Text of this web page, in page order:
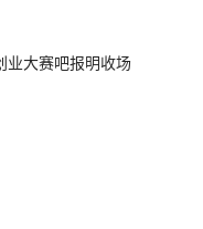
业大赛吧报明收场